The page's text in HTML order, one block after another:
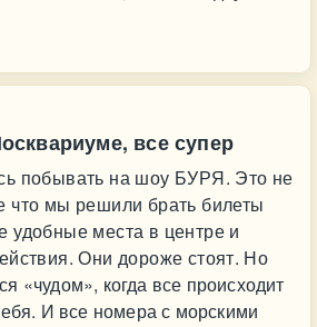
все супер
побывать на шоу БУРЯ. Это не
что мы решили брать билеты
удобные места в центре и
Они дороже стоят. Но
«чудом», когда все происходит
И все номера с морскими